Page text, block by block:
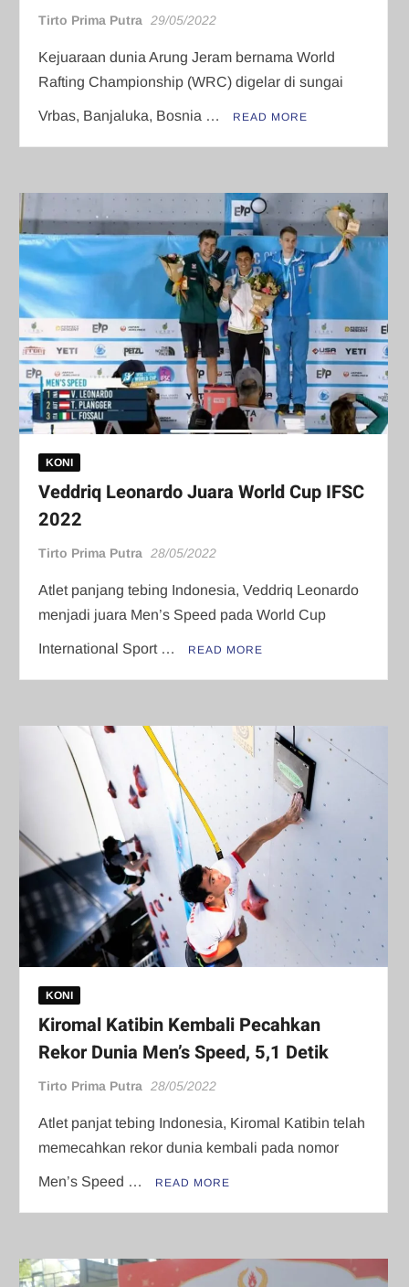
Tirto Prima Putra 29/05/2022
Kejuaraan dunia Arung Jeram bernama World
Rafting Championship (WRC) digelar di sungai
Vrbas, Banjaluka, Bosnia … READ MORE
KONI
Veddriq Leonardo Juara World Cup IFSC
2022
Tirto Prima Putra 28/05/2022
Atlet panjang tebing Indonesia, Veddriq Leonardo
menjadi juara Men’s Speed pada World Cup
International Sport … READ MORE
KONI
Kiromal Katibin Kembali Pecahkan
Rekor Dunia Men’s Speed, 5,1 Detik
Tirto Prima Putra 28/05/2022
Atlet panjat tebing Indonesia, Kiromal Katibin telah
memecahkan rekor dunia kembali pada nomor
Men’s Speed … READ MORE